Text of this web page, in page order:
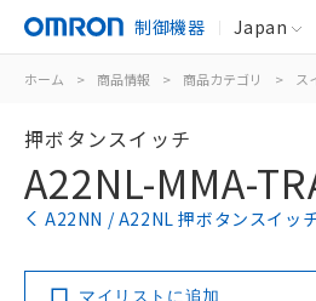
制御機器 Japan
ホーム > 商品情報 > 商品カテゴリ > ス
押ボタンスイッチ
A22NL-MMA-
A22NN / A22NL 押ボタンスイッ
マイリストに追加